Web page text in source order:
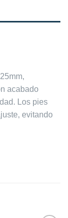
acabado
Los pies
evitando